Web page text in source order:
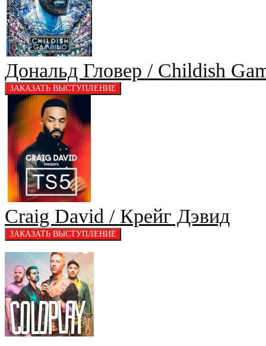
Дональд Гловер / Childish
Craig David / Крейг Дэвид